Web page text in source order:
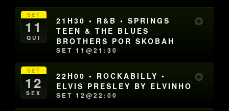
SET
11
QUI
21H30 • R&B • SPRINGS
TEEN & THE BLUES
BROTHERS POR SKOBAH
SET 11@21:30
SET
12
SEX
22H00 • ROCKABILLY •
ELVIS PRESLEY BY ELVINHO
SET 12@22:00